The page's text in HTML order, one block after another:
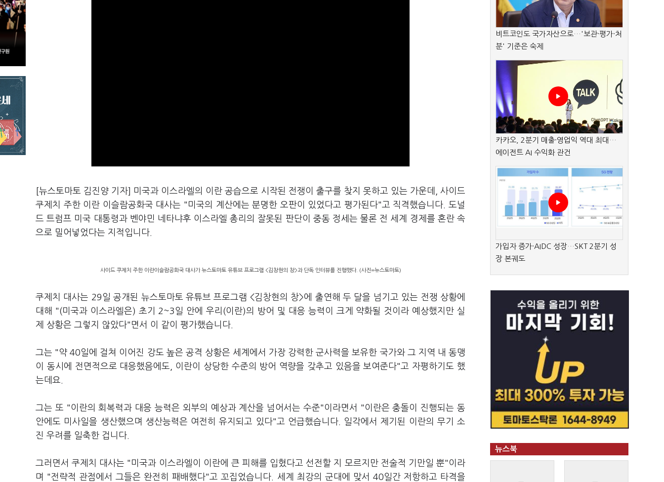
[뉴스토마토 김진양 기자] 미국과 이스라엘의 이란 공습으로 시작된 전쟁이 출구를 찾지 못하고 있는 가운데, 사이드
쿠제치 주한 이란 이슬람공화국 대사는 "미국의 계산에는 분명한 오판이 있었다고 평가된다"고 직격했습니다. 도널
드 트럼프 미국 대통령과 벤야민 네타냐후 이스라엘 총리의 잘못된 판단이 중동 정세는 물론 전 세계 경제를 혼란 속
으로 밀어넣었다는 지적입니다.
사이드 쿠제치 주한 이란이슬람공화국 대사가 뉴스토마토 유튜브 프로그램 <김창현의 창>과 단독 인터뷰를 진행했다. (사진=뉴스토마토)
쿠제치 대사는 29일 공개된 뉴스토마토 유튜브 프로그램 <김창현의 창>에 출연해 두 달을 넘기고 있는 전쟁 상황에
대해 "(미국과 이스라엘은) 초기 2~3일 안에 우리(이란)의 방어 및 대응 능력이 크게 약화될 것이라 예상했지만 실
제 상황은 그렇지 않았다"면서 이 같이 평가했습니다.
그는 "약 40일에 걸쳐 이어진 강도 높은 공격 상황은 세계에서 가장 강력한 군사력을 보유한 국가와 그 지역 내 동맹
이 동시에 전면적으로 대응했음에도, 이란이 상당한 수준의 방어 역량을 갖추고 있음을 보여준다"고 자평하기도 했
는데요.
그는 또 "이란의 회복력과 대응 능력은 외부의 예상과 계산을 넘어서는 수준"이라면서 "이란은 충돌이 진행되는 동
안에도 미사일을 생산했으며 생산능력은 여전히 유지되고 있다"고 언급했습니다. 일각에서 제기된 이란의 무기 소
진 우려를 일축한 겁니다.
그러면서 쿠제치 대사는 "미국과 이스라엘이 이란에 큰 피해를 입혔다고 선전할 지 모르지만 전술적 기만일 뿐"이라
며 "전략적 관점에서 그들은 완전히 패배했다"고 꼬집었습니다. 세계 최강의 군대에 맞서 40일간 저항하고 타격을
비트코인도 국가자산으로…'보관·평가·처
분' 기준은 숙제
카카오, 2분기 매출·영업익 역대 최대…
에이전트 AI 수익화 관건
가입자 증가·AIDC 성장…SKT 2분기 성
장 본궤도
뉴스북